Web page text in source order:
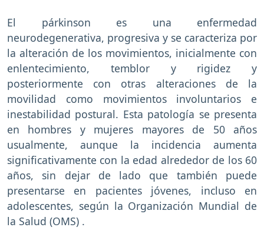
El párkinson es una enfermedad
neurodegenerativa, progresiva y se caracteriza por
la alteración de los movimientos, inicialmente con
enlentecimiento, temblor y rigidez y
posteriormente con otras alteraciones de la
movilidad como movimientos involuntarios e
inestabilidad postural. Esta patología se presenta
en hombres y mujeres mayores de 50 años
usualmente, aunque la incidencia aumenta
significativamente con la edad alrededor de los 60
años, sin dejar de lado que también puede
presentarse en pacientes jóvenes, incluso en
adolescentes, según la Organización Mundial de
la Salud (OMS) .